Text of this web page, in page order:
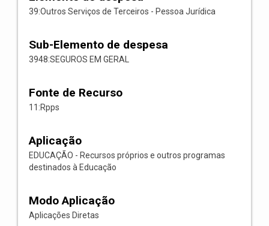
39:Outros Serviços de Terceiros - Pessoa Jurídica
Sub-Elemento de despesa
3948:SEGUROS EM GERAL
Fonte de Recurso
11:Rpps
Aplicação
EDUCAÇÃO - Recursos próprios e outros programas
destinados à Educação
Modo Aplicação
Aplicações Diretas